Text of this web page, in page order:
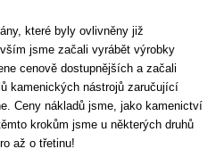
které byly ovlivněny již
jsme začali vyrábět výrobky
cenově dostupnějších a začali
kamenických nástrojů zaručující
Ceny nákladů jsme, jako kamenictví
krokům jsme u některých druhů
až o třetinu!